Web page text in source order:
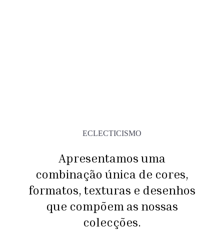
ECLECTICISMO
Apresentamos uma
combinação única de cores,
formatos, texturas e desenhos
que compõem as nossas
colecções.